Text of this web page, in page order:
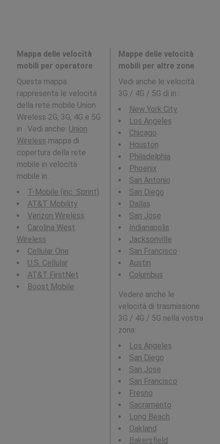
Mappa delle velocità
mobili per operatore
Questa mappa
rappresenta le velocità
della rete mobile Union
Wireless 2G, 3G, 4G e 5G
in . Vedi anche: Union
Wireless mappa di
copertura della rete
mobile in velocità
mobile in .
T-Mobile (inc. Sprint)
AT&T Mobility
Verizon Wireless
Carolina West
Wireless
Cellular One
U.S. Cellular
AT&T FirstNet
Boost Mobile
Mappe delle velocità
mobili per altre zone
Vedi anche le velocità
3G / 4G / 5G di in :
New York City
Los Angeles
Chicago
Houston
Philadelphia
Phoenix
San Antonio
San Diego
Dallas
San Jose
Indianapolis
Jacksonville
San Francisco
Austin
Columbus
Vedere anche le
velocità di trasmissione
3G / 4G / 5G nella vostra
zona:
Los Angeles
San Diego
San Jose
San Francisco
Fresno
Sacramento
Long Beach
Oakland
Bakersfield